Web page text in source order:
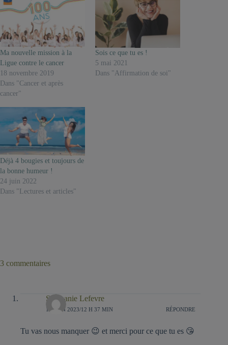
Ma nouvelle mission à la
Ligue contre le cancer
18 novembre 2019
Dans "Cancer et après
cancer"
Sois ce que tu es !
5 mai 2021
Dans "Affirmation de soi"
Déjà 4 bougies et toujours de
la bonne humeur !
24 juin 2022
Dans "Lectures et articles"
3 commentaires
Stéphanie Lefevre
16 JUIN 2023/12 H 37 MIN RÉPONDRE
Tu vas nous manquer 😉 et merci pour ce que tu es 😘